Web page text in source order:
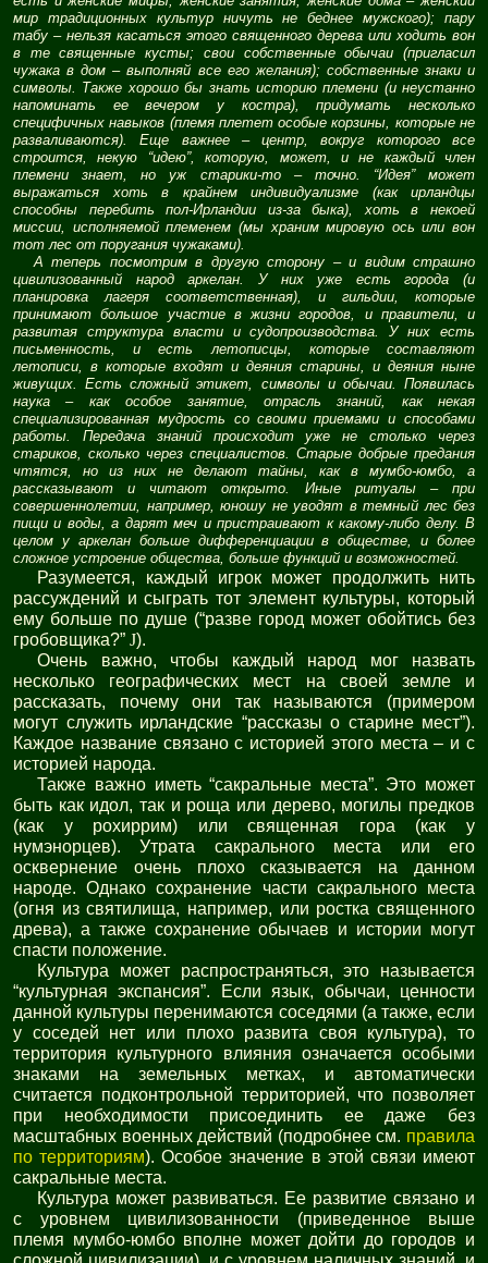
мир традиционных культур ничуть не беднее мужского); пару
табу – нельзя касаться этого священного дерева или ходить вон
в те священные кусты; свои собственные обычаи (пригласил
чужака в дом – выполняй все его желания); собственные знаки и
символы. Также хорошо бы знать историю племени (и неустанно
напоминать ее вечером у костра), придумать несколько
специфичных навыков (племя плетет особые корзины, которые не
разваливаются). Еще важнее – центр, вокруг которого все
строится, некую “идею”, которую, может, и не каждый член
племени знает, но уж старики-то – точно. “Идея” может
выражаться хоть в крайнем индивидуализме (как ирландцы
способны перебить пол-Ирландии из-за быка), хоть в некоей
миссии, исполняемой племенем (мы храним мировую ось или вон
тот лес от поругания чужаками).
А теперь посмотрим в другую сторону – и видим страшно
цивилизованный народ аркелан. У них уже есть города (и
планировка лагеря соответственная), и гильдии, которые
принимают большое участие в жизни городов, и правители, и
развитая структура власти и судопроизводства. У них есть
письменность, и есть летописцы, которые составляют
летописи, в которые входят и деяния старины, и деяния ныне
живущих. Есть сложный этикет, символы и обычаи. Появилась
наука – как особое занятие, отрасль знаний, как некая
специализированная мудрость со своими приемами и способами
работы. Передача знаний происходит уже не столько через
стариков, сколько через специалистов. Старые добрые предания
чтятся, но из них не делают тайны, как в мумбо-юмбо, а
рассказывают и читают открыто. Иные ритуалы – при
совершеннолетии, например, юношу не уводят в темный лес без
пищи и воды, а дарят меч и пристраивают к какому-либо делу. В
целом у аркелан больше дифференциации в обществе, и более
сложное устроение общества, больше функций и возможностей.
Разумеется, каждый игрок может продолжить нить
рассуждений и сыграть тот элемент культуры, который
ему больше по душе (“разве город может обойтись без
гробовщика?” J).
Очень важно, чтобы каждый народ мог назвать
несколько географических мест на своей земле и
рассказать, почему они так называются (примером
могут служить ирландские “рассказы о старине мест”).
Каждое название связано с историей этого места – и с
историей народа.
Также важно иметь “сакральные места”. Это может
быть как идол, так и роща или дерево, могилы предков
(как у рохиррим) или священная гора (как у
нумэнорцев). Утрата сакрального места или его
осквернение очень плохо сказывается на данном
народе. Однако сохранение части сакрального места
(огня из святилища, например, или ростка священного
древа), а также сохранение обычаев и истории могут
спасти положение.
Культура может распространяться, это называется
“культурная экспансия”. Если язык, обычаи, ценности
данной культуры перенимаются соседями (а также, если
у соседей нет или плохо развита своя культура), то
территория культурного влияния означается особыми
знаками на земельных метках, и автоматически
считается подконтрольной территорией, что позволяет
при необходимости присоединить ее даже без
масштабных военных действий (подробнее см. правила
по территориям). Особое значение в этой связи имеют
сакральные места.
Культура может развиваться. Ее развитие связано и
с уровнем цивилизованности (приведенное выше
племя мумбо-юмбо вполне может дойти до городов и